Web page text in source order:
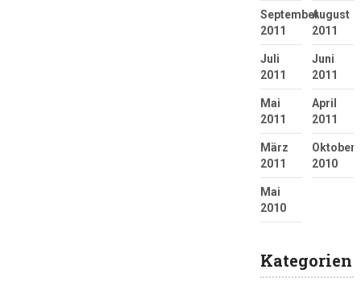
September
2011
August
2011
Juli
2011
Juni
2011
Mai
2011
April
2011
März
2011
Oktober
2010
Mai
2010
Kategorien